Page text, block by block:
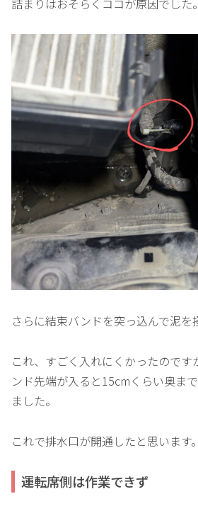
詰まりはおそらくココが原因でした。
さらに結束バンドを突っ込んで泥を
これ、すごく入れにくかったのです
ンド先端が入ると15cmくらい奥ま
ました。
これで排水口が開通したと思います。
運転席側は作業できず